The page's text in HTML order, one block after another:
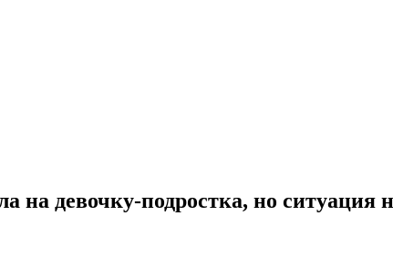
на девочку-подростка, но ситуация